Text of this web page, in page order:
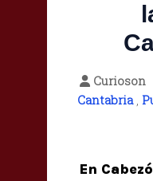
Curioson
Cantabria,
En